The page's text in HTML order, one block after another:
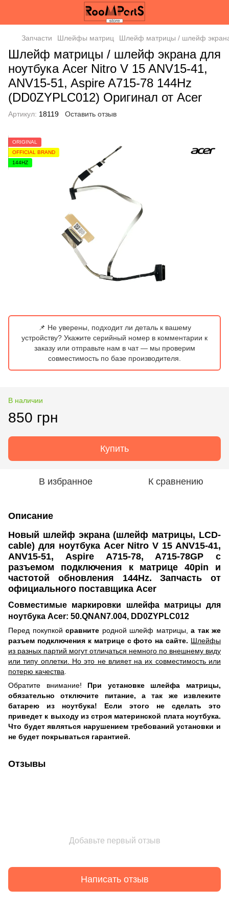
Запчасти Шлейфы матриц Шлейф матрицы / шлейф экрана
Шлейф матрицы / шлейф экрана для
ноутбука Acer Nitro V 15 ANV15-41,
ANV15-51, Aspire A715-78 144Hz
(DD0ZYPLC012) Оригинал от Acer
Артикул: 18119 Оставить отзыв
ORIGINAL
OFFICIAL BRAND
144HZ
📌 Не уверены, подходит ли деталь к вашему
устройству? Укажите серийный номер в комментарии к
заказу или отправьте нам в чат — мы проверим
совместимость по базе производителя.
В наличии
850 грн
Купить
В избранное К сравнению
Описание
Новый шлейф экрана (шлейф матрицы, LCD-
cable) для ноутбука Acer Nitro V 15 ANV15-41,
ANV15-51, Aspire A715-78, A715-78GP с
разъемом подключения к матрице 40pin и
частотой обновления 144Hz. Запчасть от
официального поставщика Acer
Совместимые маркировки шлейфа матрицы для
ноутбука Acer: 50.QNAN7.004, DD0ZYPLC012
Перед покупкой сравните родной шлейф матрицы, а так же
разъем подключения к матрице с фото на сайте. Шлейфы
из разных партий могут отличаться немного по внешнему виду
или типу оплетки. Но это не влияет на их совместимость или
потерю качества.
Обратите внимание! При установке шлейфа матрицы,
обязательно отключите питание, а так же извлеките
батарею из ноутбука! Если этого не сделать это
приведет к выходу из строя материнской плата ноутбука.
Что будет являться нарушением требований установки и
не будет покрываться гарантией.
Отзывы
Добавьте первый отзыв
Написать отзыв